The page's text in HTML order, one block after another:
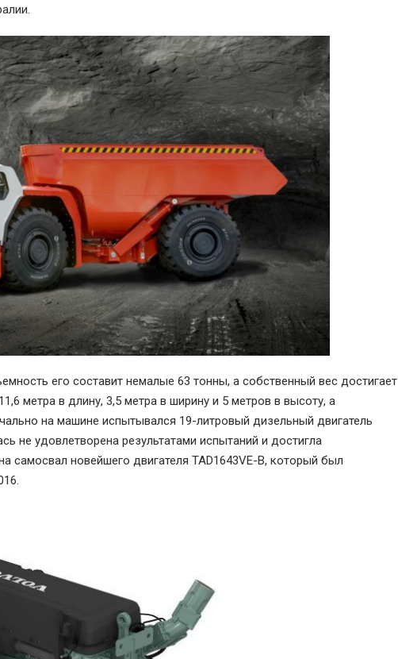
его составит немалые 63 тонны, а собственный вес достигает
метра в длину, 3,5 метра в ширину и 5 метров в высоту, а
на машине испытывался 19-литровый дизельный двигатель
не удовлетворена результатами испытаний и достигла
самосвал новейшего двигателя TAD1643VE-B, который был